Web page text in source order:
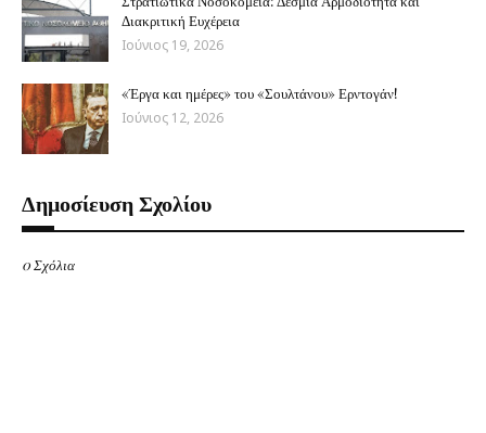
Διακριτική Ευχέρεια
Ιούνιος 19, 2026
«Έργα και ημέρες» του «Σουλτάνου» Ερντογάν!
Ιούνιος 12, 2026
Δημοσίευση Σχολίου
0 Σχόλια